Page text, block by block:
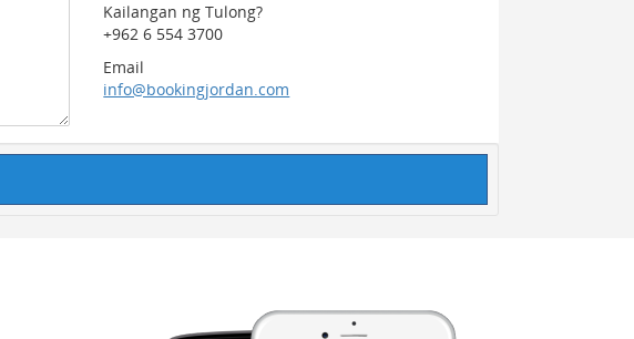
Kailangan ng Tulong?
+962 6 554 3700
Email
info@bookingjordan.com